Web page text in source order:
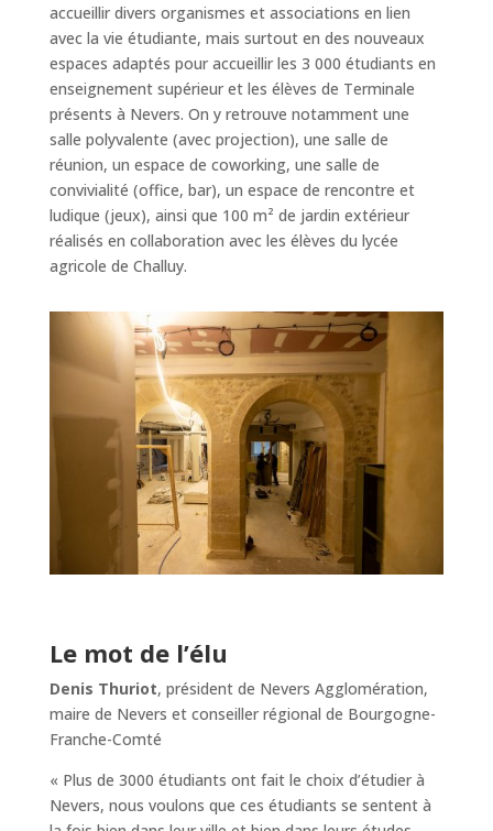
accueillir divers organismes et associations en lien
avec la vie étudiante, mais surtout en des nouveaux
espaces adaptés pour accueillir les 3 000 étudiants en
enseignement supérieur et les élèves de Terminale
présents à Nevers. On y retrouve notamment une
salle polyvalente (avec projection), une salle de
réunion, un espace de coworking, une salle de
convivialité (office, bar), un espace de rencontre et
ludique (jeux), ainsi que 100 m² de jardin extérieur
réalisés en collaboration avec les élèves du lycée
agricole de Challuy.
Le mot de l’élu
Denis Thuriot, président de Nevers Agglomération,
maire de Nevers et conseiller régional de Bourgogne-
Franche-Comté
« Plus de 3000 étudiants ont fait le choix d’étudier à
Nevers, nous voulons que ces étudiants se sentent à